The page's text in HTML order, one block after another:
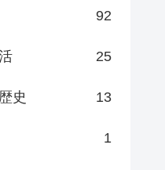
92
25
史 13
1